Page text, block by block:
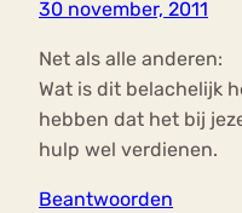
30 november, 2011
Net als alle anderen:
Wat is dit belachelijk
hebben dat het bij
hulp wel verdienen.
Beantwoorden